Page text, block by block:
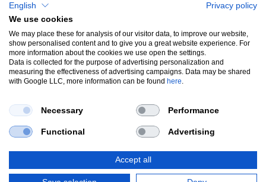
Facebook
Instagram
UNSERE BELIEBTESTEN PRODUKTE
Endschalldämpfer Bremsscheiben Carbon Style & Aerodynamik
*Alle Preise verstehen sich inkl. MwSt. zzgl.Versandkosten. Versandkostenfrei
English
Privacy policy
We use cookies
We may place these for analysis of our visitor data, to improve our website,
show personalised content and to give you a great website experience. For
more information about the cookies we use open the settings.
Data is collected for the purpose of advertising personalization and
measuring the effectiveness of advertising campaigns. Data may be shared
with Google LLC, more information can be found here.
Necessary Performance
Functional Advertising
Accept all